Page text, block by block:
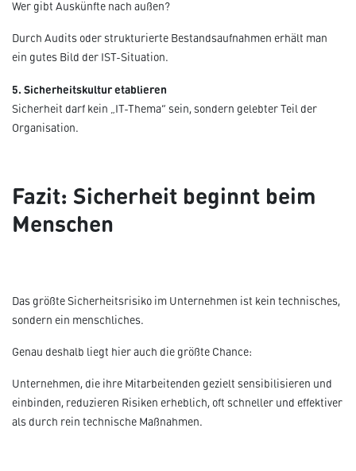
Wer gibt Auskünfte nach außen?
Durch Audits oder strukturierte Bestandsaufnahmen erhält man
ein gutes Bild der IST-Situation.
5. Sicherheitskultur etablieren
Sicherheit darf kein „IT-Thema“ sein, sondern gelebter Teil der
Organisation.
Fazit: Sicherheit beginnt beim
Menschen
Das größte Sicherheitsrisiko im Unternehmen ist kein technisches,
sondern ein menschliches.
Genau deshalb liegt hier auch die größte Chance:
Unternehmen, die ihre Mitarbeitenden gezielt sensibilisieren und
einbinden, reduzieren Risiken erheblich, oft schneller und effektiver
als durch rein technische Maßnahmen.